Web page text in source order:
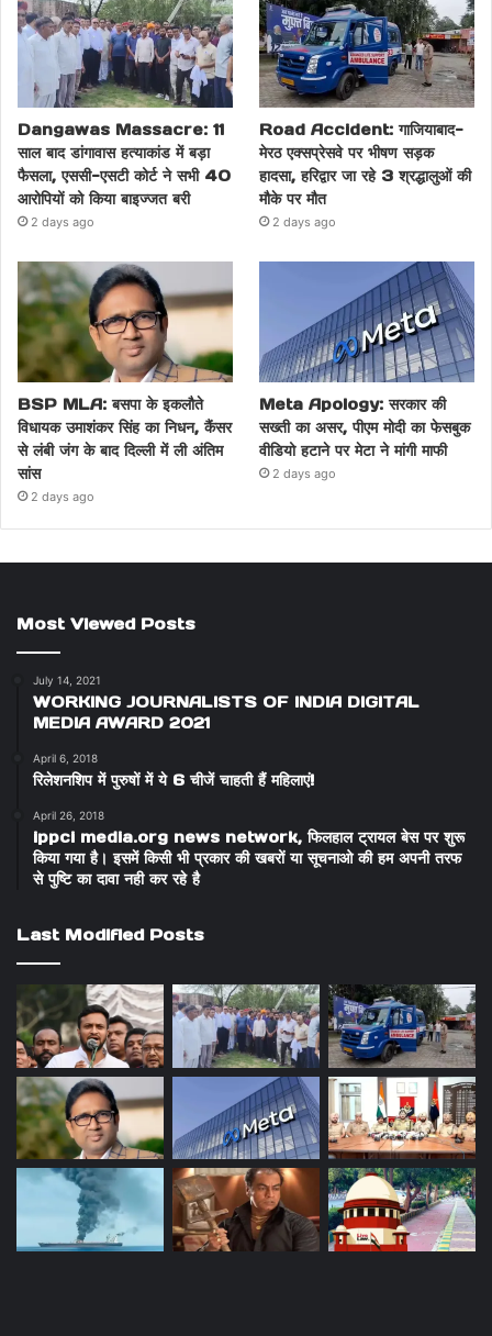
Dangawas Massacre: 11
साल बाद डांगावास हत्याकांड में बड़ा
फैसला, एससी-एसटी कोर्ट ने सभी 40
आरोपियों को किया बाइज्जत बरी
2 days ago
Road Accident: गाजियाबाद-
मेरठ एक्सप्रेसवे पर भीषण सड़क
हादसा, हरिद्वार जा रहे 3 श्रद्धालुओं की
मौके पर मौत
2 days ago
BSP MLA: बसपा के इकलौते
विधायक उमाशंकर सिंह का निधन, कैंसर
से लंबी जंग के बाद दिल्ली में ली अंतिम
सांस
2 days ago
Meta Apology: सरकार की
सख्ती का असर, पीएम मोदी का फेसबुक
वीडियो हटाने पर मेटा ने मांगी माफी
2 days ago
Most Viewed Posts
July 14, 2021
WORKING JOURNALISTS OF INDIA DIGITAL
MEDIA AWARD 2021
April 6, 2018
रिलेशनशिप में पुरुषों में ये 6 चीजें चाहती हैं महिलाएं!
April 26, 2018
ippci media.org news network, फिलहाल ट्रायल बेस पर शुरू
किया गया है। इसमें किसी भी प्रकार की खबरों या सूचनाओ की हम अपनी तरफ
से पुष्टि का दावा नही कर रहे है
Last Modified Posts